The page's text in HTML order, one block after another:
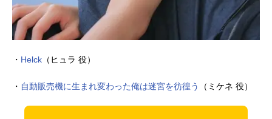
・ Helck （ヒュラ 役）
・ 自動販売機に生まれ変わった俺は迷宮を彷徨う （ミケネ 役）